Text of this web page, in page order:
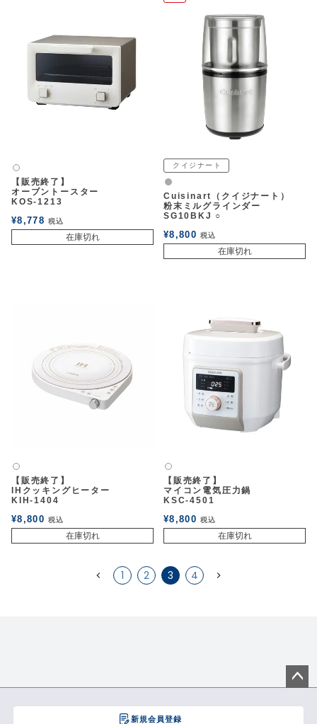
白2
【販売終了】
オーブントースター
KOS-1213
¥8,778 税込
在庫切れ
クイジナート
グレー
Cuisinart（クイジナート）
粉末ミルグラインダー
SG10BKJ ○
¥8,800 税込
在庫切れ
白2
【販売終了】
IHクッキングヒーター
KIH-1404
¥8,800 税込
在庫切れ
白2
【販売終了】
マイコン電気圧力鍋
KSC-4501
¥8,800 税込
在庫切れ
1 2 3 4
新規会員登録
ジト